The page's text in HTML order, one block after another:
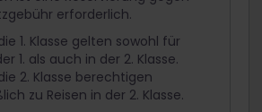
erforderlich.
1. Klasse gelten sowohl für
1. als auch in der 2. Klasse.
2. Klasse berechtigen
zu Reisen in der 2. Klasse.